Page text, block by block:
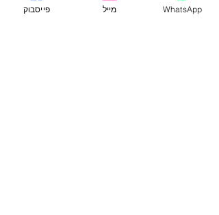
פייסבוק מייל WhatsApp